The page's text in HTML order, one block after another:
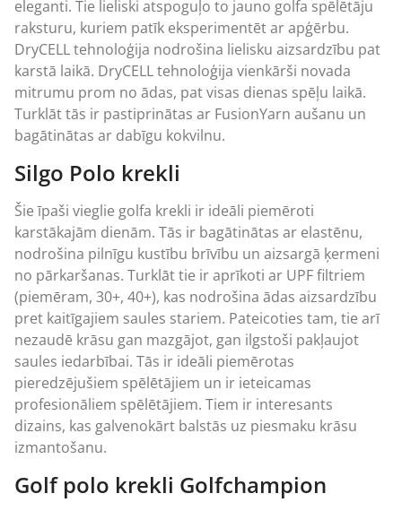
eleganti. Tie lieliski atspoguļo to jauno golfa spēlētāju
raksturu, kuriem patīk eksperimentēt ar apģērbu.
DryCELL tehnoloģija nodrošina lielisku aizsardzību pat
karstā laikā. DryCELL tehnoloģija vienkārši novada
mitrumu prom no ādas, pat visas dienas spēļu laikā.
Turklāt tās ir pastiprinātas ar FusionYarn aušanu un
bagātinātas ar dabīgu kokvilnu.
Silgo Polo krekli
Šie īpaši vieglie golfa krekli ir ideāli piemēroti
karstākajām dienām. Tās ir bagātinātas ar elastēnu,
nodrošina pilnīgu kustību brīvību un aizsargā ķermeni
no pārkaršanas. Turklāt tie ir aprīkoti ar UPF filtriem
(piemēram, 30+, 40+), kas nodrošina ādas aizsardzību
pret kaitīgajiem saules stariem. Pateicoties tam, tie arī
nezaudē krāsu gan mazgājot, gan ilgstoši pakļaujot
saules iedarbībai. Tās ir ideāli piemērotas
pieredzējušiem spēlētājiem un ir ieteicamas
profesionāliem spēlētājiem. Tiem ir interesants
dizains, kas galvenokārt balstās uz piesmaku krāsu
izmantošanu.
Golf polo krekli Golfchampion